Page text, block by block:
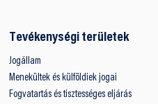
Tevékenységi területek
Jogállam
Menekültek és külföldiek jogai
Fogvatartás és tisztességes eljárás